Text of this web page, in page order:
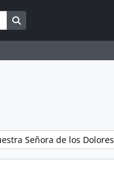
Search in browse page
Señora de los Dolores